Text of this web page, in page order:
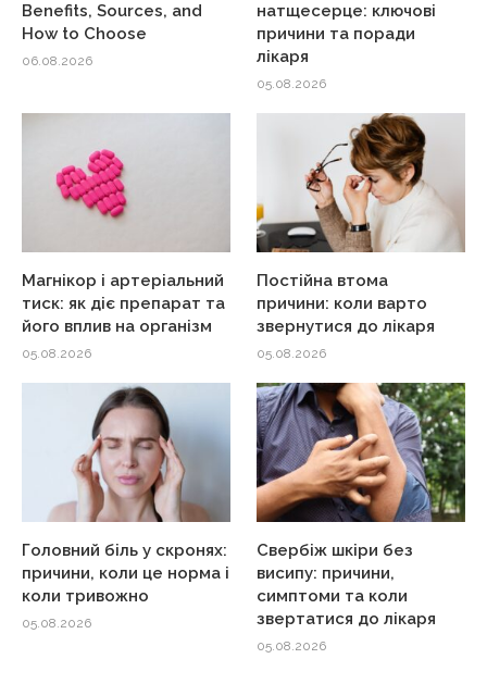
Benefits, Sources, and
How to Choose
06.08.2026
натщесерце: ключові
причини та поради
лікаря
05.08.2026
Магнікор і артеріальний
тиск: як діє препарат та
його вплив на організм
05.08.2026
Постійна втома
причини: коли варто
звернутися до лікаря
05.08.2026
Головний біль у скронях:
причини, коли це норма і
коли тривожно
05.08.2026
Свербіж шкіри без
висипу: причини,
симптоми та коли
звертатися до лікаря
05.08.2026